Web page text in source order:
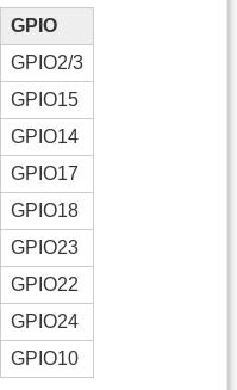
GPIO
GPIO2/3
GPIO15
GPIO14
GPIO17
GPIO18
GPIO23
GPIO22
GPIO24
GPIO10